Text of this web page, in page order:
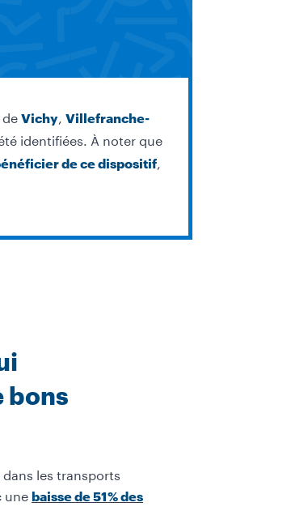
Vichy, Villefranche-
identifiées. À noter que
de ce dispositif,
bons
les transports
une baisse de 51 % des